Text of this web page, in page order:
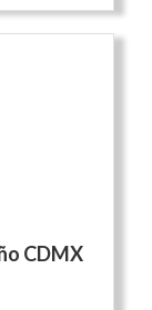
CDMX